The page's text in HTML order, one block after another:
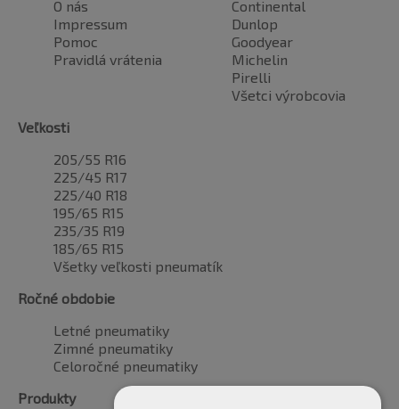
O nás
Impressum
Pomoc
Pravidlá vrátenia
Continental
Dunlop
Goodyear
Michelin
Pirelli
Všetci výrobcovia
Veľkosti
205/55 R16
225/45 R17
225/40 R18
195/65 R15
235/35 R19
185/65 R15
Všetky veľkosti pneumatík
Ročné obdobie
Letné pneumatiky
Zimné pneumatiky
Celoročné pneumatiky
Produkty